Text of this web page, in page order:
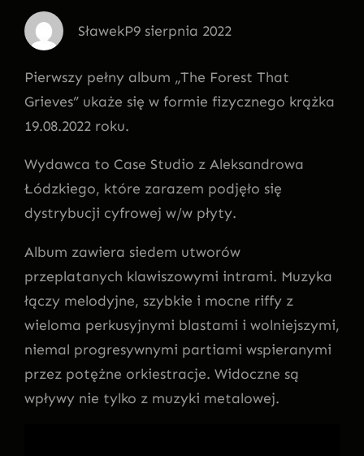
SławekP9 sierpnia 2022
Pierwszy pełny album „The Forest That
Grieves” ukaże się w formie fizycznego krążka
19.08.2022 roku.
Wydawca to Case Studio z Aleksandrowa
Łódzkiego, które zarazem podjęło się
dystrybucji cyfrowej w/w płyty.
Album zawiera siedem utworów
przeplatanych klawiszowymi intrami. Muzyka
łączy melodyjne, szybkie i mocne riffy z
wieloma perkusyjnymi blastami i wolniejszymi,
niemal progresywnymi partiami wspieranymi
przez potężne orkiestracje. Widoczne są
wpływy nie tylko z muzyki metalowej.